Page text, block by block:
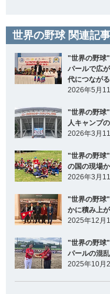
世界の野球 関連記事
"世界の野球
パールで広
代につなが
2026年5月
"世界の野球
人キャンプ
2026年3月
"世界の野球
の国の現場か
2026年3月
"世界の野球
かに積み上が
2025年12月
"世界の野球
パールの混
2025年10月